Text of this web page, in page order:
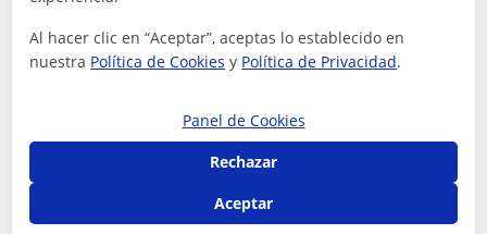
Madrid
Alemán
AGOSTO - CLASES ONLINE DE ALEMÁN CON
PROFESOR NACIDO Y FORMADO EN
en Alemania. Conexión perfecta, los medios más
modernos y las últimas herramientas....
Al hacer clic en “Aceptar”, aceptas lo establecido en
nuestra Política de Cookies y Política de Privacidad.
Panel de Cookies
Rechazar
Aceptar